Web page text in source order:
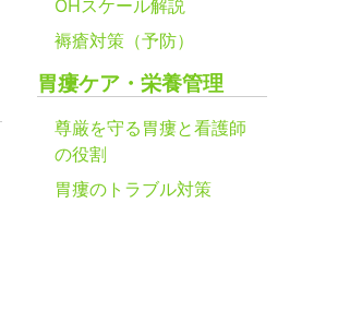
OHスケール解説
褥瘡対策（予防）
胃瘻ケア・栄養管理
尊厳を守る胃瘻と看護師
の役割
胃瘻のトラブル対策